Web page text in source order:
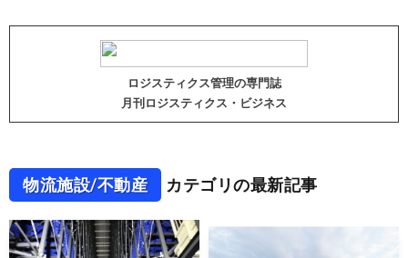
ロジスティクス管理の専門誌
月刊ロジスティクス・ビジネス
物流施設/不動産 カテゴリの最新記事